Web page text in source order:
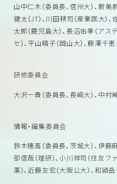
山中仁木（委員長、信州大）、新美
健太（JT）、川田耕司（産業医大）
太郎（鹿児島大）、長沼佑季（アス
セ）、平山晴子（岡山大）、藤澤千恵
研修委員会
大沢一貴（委員長、長崎大）、中村
情報・編集委員会
鈴木穂高（委員長、茨城大）、伊藤
部信哉（理研）、小川祥司（住友フ
薬）、近藤友宏（大阪公大）、和頴岳